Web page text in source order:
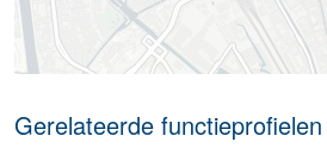
Gerelateerde functieprofielen